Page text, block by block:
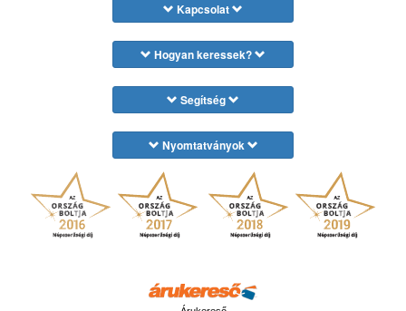
Kapcsolat
Hogyan keressek?
Segítség
Nyomtatványok